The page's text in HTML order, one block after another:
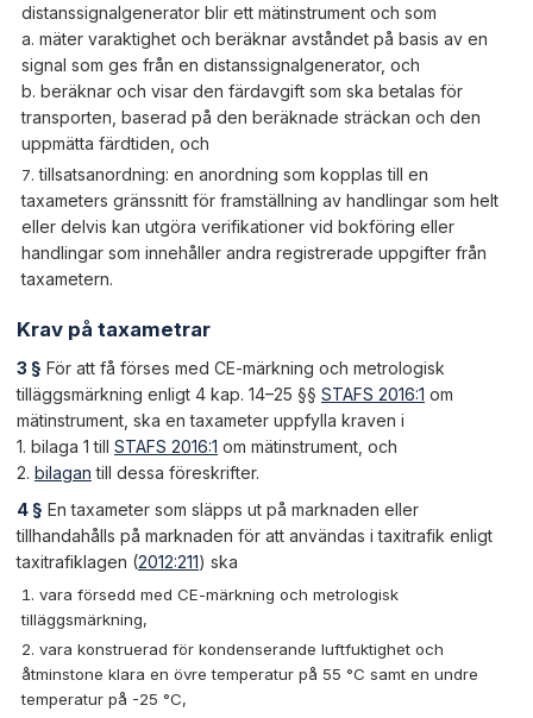
distanssignalgenerator blir ett mätinstrument och som
a. mäter varaktighet och beräknar avståndet på basis av en
signal som ges från en distanssignalgenerator, och
b. beräknar och visar den färdavgift som ska betalas för
transporten, baserad på den beräknade sträckan och den
uppmätta färdtiden, och
tillsatsanordning: en anordning som kopplas till en
taxameters gränssnitt för framställning av handlingar som helt
eller delvis kan utgöra verifikationer vid bokföring eller
handlingar som innehåller andra registrerade uppgifter från
taxametern.
Krav på taxametrar
3 § För att få förses med CE-märkning och metrologisk
tilläggsmärkning enligt 4 kap. 14–25 §§ STAFS 2016:1 om
mätinstrument, ska en taxameter uppfylla kraven i
1. bilaga 1 till STAFS 2016:1 om mätinstrument, och
2. bilagan till dessa föreskrifter.
4 § En taxameter som släpps ut på marknaden eller
tillhandahålls på marknaden för att användas i taxitrafik enligt
taxitrafiklagen (2012:211) ska
vara försedd med CE-märkning och metrologisk
tilläggsmärkning,
vara konstruerad för kondenserande luftfuktighet och
åtminstone klara en övre temperatur på 55 °C samt en undre
temperatur på -25 °C,